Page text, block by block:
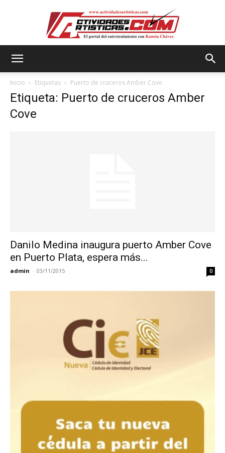
Inicio Etiquetas Puerto de cruceros Amber Cove
Etiqueta: Puerto de cruceros Amber
Cove
Danilo Medina inaugura puerto Amber Cove
en Puerto Plata, espera más...
admin - 03/11/2015 0